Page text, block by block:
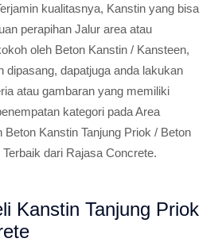
kualitasnya, Kanstin yang bisa
perapihan Jalur area atau
oleh Beton Kanstin / Kansteen,
dipasang, dapatjuga anda lakukan
atau gambaran yang memiliki
kategori pada Area
Beton Kanstin Tanjung Priok / Beton
dari Rajasa Concrete.
Kanstin Tanjung Priok